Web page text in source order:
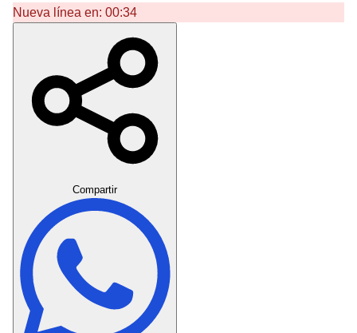
Nueva línea en: 00:34
Compartir